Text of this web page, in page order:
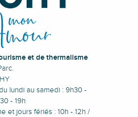
et de thermalisme
lundi au samedi : 9h30 -
- 19h
et jours fériés : 10h - 12h /